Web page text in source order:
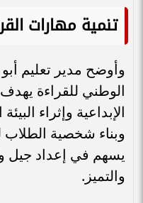
تنمية مهارات
وأوضح مدير تعليم
الوطني للقراءة
الإبداعية وإثراء
وبناء شخصية الطلاب
يسهم في إعداد جيل
والتميز.